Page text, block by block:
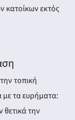
κατοίκων εκτός
τοπική
με τα ευρήματα:
θετικά την